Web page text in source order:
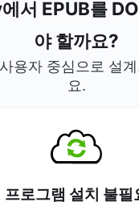
서 EPUB를
야 할까요?
용자 중심으로 설
요.
프로그램 설치 불필